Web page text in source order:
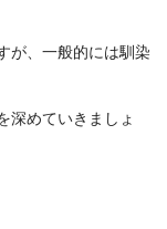
が、一般的には馴染
深めていきましょ